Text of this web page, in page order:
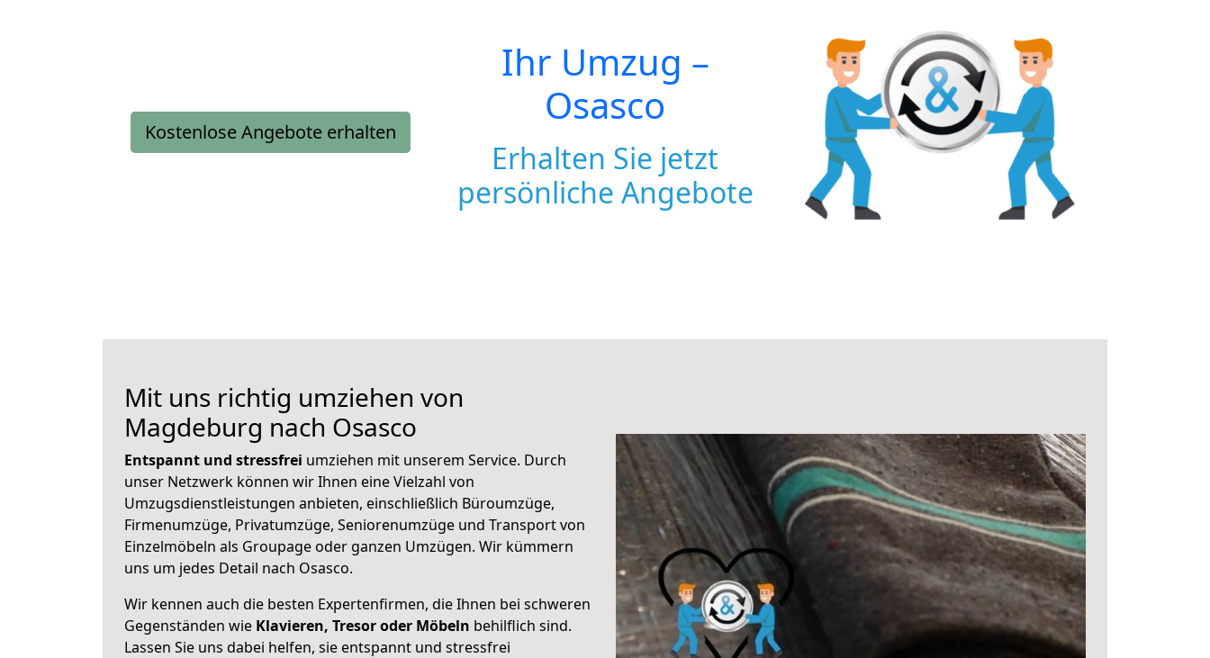
Kostenlose Angebote erhalten
Ihr Umzug –
Osasco
Erhalten Sie jetzt
persönliche Angebote
Mit uns richtig umziehen von
Magdeburg nach Osasco
Entspannt und stressfrei umziehen mit unserem Service. Durch
unser Netzwerk können wir Ihnen eine Vielzahl von
Umzugsdienstleistungen anbieten, einschließlich Büroumzüge,
Firmenumzüge, Privatumzüge, Seniorenumzüge und Transport von
Einzelmöbeln als Groupage oder ganzen Umzügen. Wir kümmern
uns um jedes Detail nach Osasco.
Wir kennen auch die besten Expertenfirmen, die Ihnen bei schweren
Gegenständen wie Klavieren, Tresor oder Möbeln behilflich sind.
Lassen Sie uns dabei helfen, sie entspannt und stressfrei